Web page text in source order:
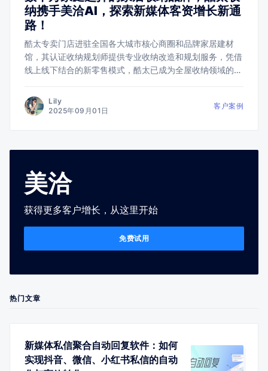
纳携手美洽AI，探索新媒体客资增长新通
路！
酷太专卖门店进驻全国各大城市核心商圈和品牌家居建材
馆，其认证收纳规划师提供专业收纳改造和规划服务，凭借
线上线下结合的新零售模式，酷太已成为全屋收纳领域的头
Lily
2025年09月01日
客户案例
美洽
获得更多客户增长，从这里开始
免费试用
热门文章
新媒体私信聚合自动回复软件：如何
实现抖音、微信、小红书私信的自动